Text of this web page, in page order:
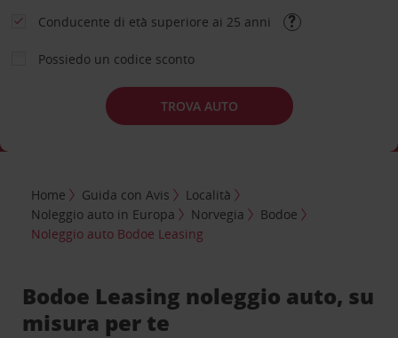
Conducente di età superiore ai 25 anni
Possiedo un codice sconto
TROVA AUTO
Home Guida con Avis
Località
Noleggio auto in Europa
Norvegia
Bodoe
Noleggio auto Bodoe Leasing
Bodoe Leasing noleggio auto, su
misura per te